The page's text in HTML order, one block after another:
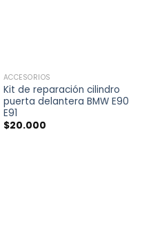
ACCESORIOS
Kit de reparación cilindro
puerta delantera BMW E90
E91
$20.000